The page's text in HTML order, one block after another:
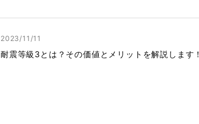
2023/11/11
耐震等級3とは？その価値とメリットを解説します！